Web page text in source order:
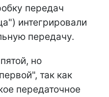
передач
интегрировали
передачу.
но
так как
передаточное